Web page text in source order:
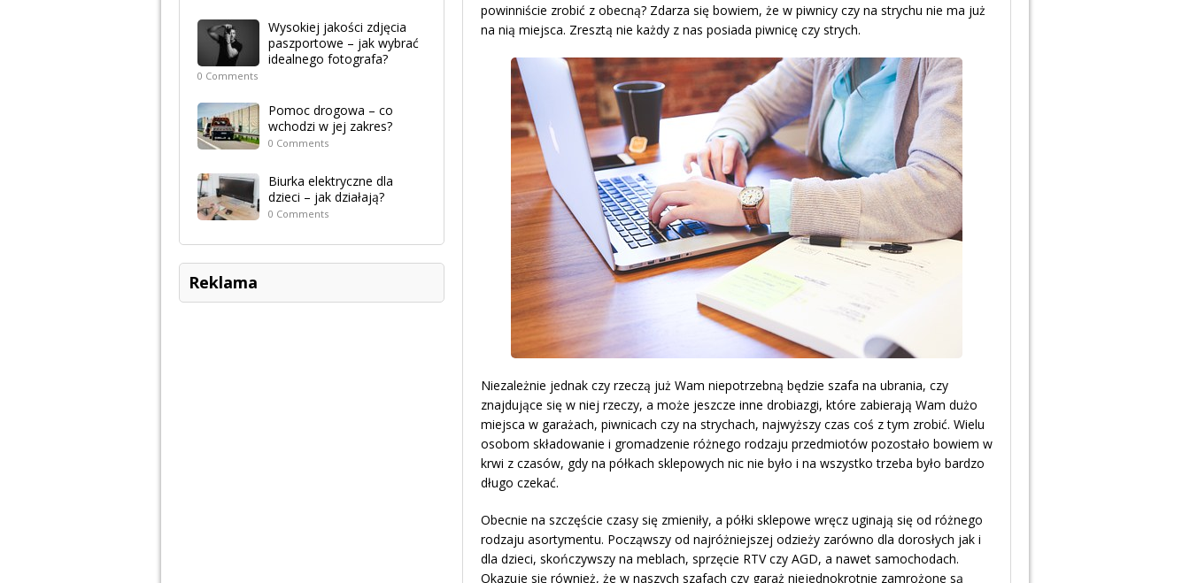
powinniście zrobić z obecną? Zdarza się bowiem, że w piwnicy czy na strychu nie ma już
na nią miejsca. Zresztą nie każdy z nas posiada piwnicę czy strych.
Niezależnie jednak czy rzeczą już Wam niepotrzebną będzie szafa na ubrania, czy
znajdujące się w niej rzeczy, a może jeszcze inne drobiazgi, które zabierają Wam dużo
miejsca w garażach, piwnicach czy na strychach, najwyższy czas coś z tym zrobić. Wielu
osobom składowanie i gromadzenie różnego rodzaju przedmiotów pozostało bowiem w
krwi z czasów, gdy na półkach sklepowych nic nie było i na wszystko trzeba było bardzo
długo czekać.
Obecnie na szczęście czasy się zmieniły, a półki sklepowe wręcz uginają się od różnego
rodzaju asortymentu. Począwszy od najróżniejszej odzieży zarówno dla dorosłych jak i
dla dzieci, skończywszy na meblach, sprzęcie RTV czy AGD, a nawet samochodach.
Okazuje się również, że w naszych szafach czy garaż niejednokrotnie zamrożone są
Wysokiej jakości zdjęcia
paszportowe – jak wybrać
idealnego fotografa?
0 Comments
Pomoc drogowa – co
wchodzi w jej zakres?
0 Comments
Biurka elektryczne dla
dzieci – jak działają?
0 Comments
Reklama